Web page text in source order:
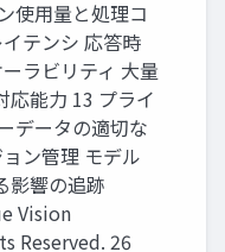
使用量と処理コ
テンシ 応答時
ラビリティ 大量
応能力 13 プライ
データの適切な
ン管理 モデル
影響の追跡
Vision
Reserved. 26